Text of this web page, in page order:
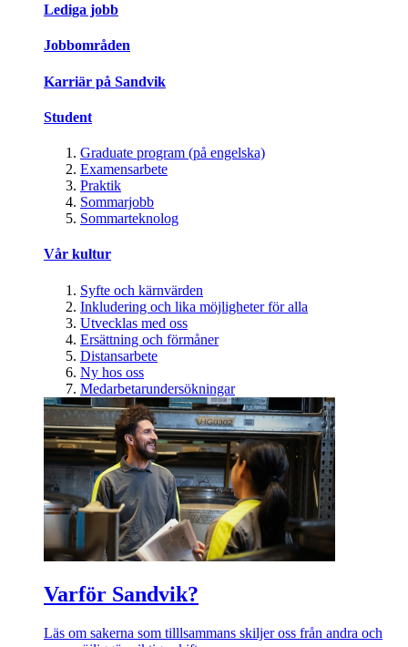
Lediga jobb
Jobbområden
Karriär på Sandvik
Student
Graduate program (på engelska)
Examensarbete
Praktik
Sommarjobb
Sommarteknolog
Vår kultur
Syfte och kärnvärden
Inkludering och lika möjligheter för alla
Utvecklas med oss
Ersättning och förmåner
Distansarbete
Ny hos oss
Medarbetarundersökningar
Varför Sandvik?
Läs om sakerna som tilllsammans skiljer oss från andra och